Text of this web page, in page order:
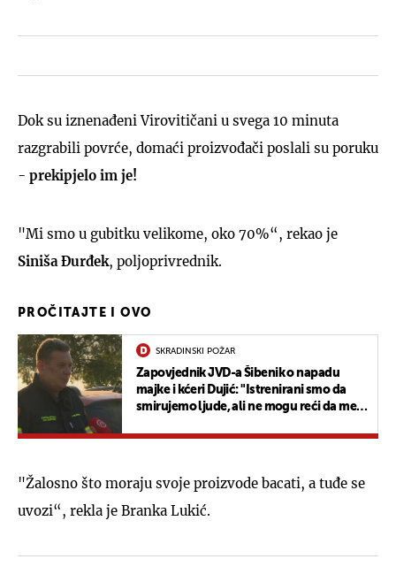
Dok su iznenađeni Virovitičani u svega 10 minuta
razgrabili povrće, domaći proizvođači poslali su poruku
- prekipjelo im je!
"Mi smo u gubitku velikome, oko 70%“, rekao je
Siniša Đurđek, poljoprivrednik.
PROČITAJTE I OVO
SKRADINSKI POŽAR
Zapovjednik JVD-a Šibenik o napadu
majke i kćeri Dujić: "Istrenirani smo da
smirujemo ljude, ali ne mogu reći da me
"Žalosno što moraju svoje proizvode bacati, a tuđe se
uvozi“, rekla je Branka Lukić.